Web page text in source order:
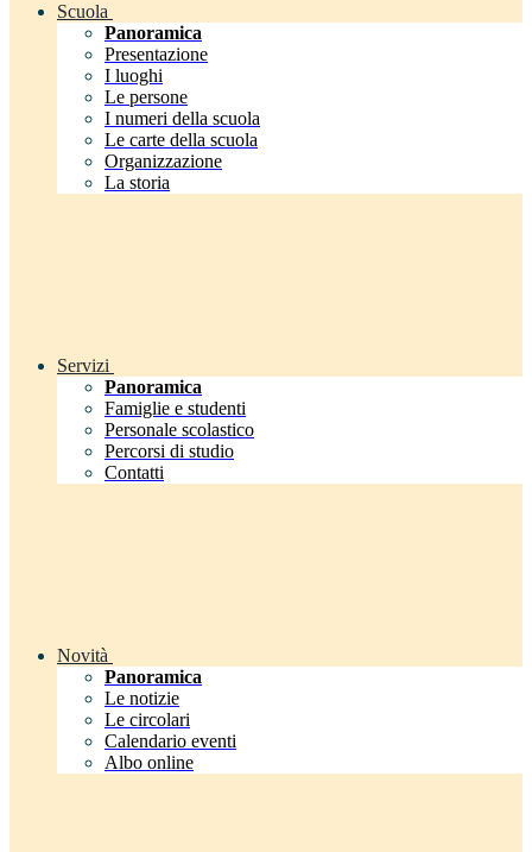
Scuola
Panoramica
Presentazione
I luoghi
Le persone
I numeri della scuola
Le carte della scuola
Organizzazione
La storia
Servizi
Panoramica
Famiglie e studenti
Personale scolastico
Percorsi di studio
Contatti
Novità
Panoramica
Le notizie
Le circolari
Calendario eventi
Albo online